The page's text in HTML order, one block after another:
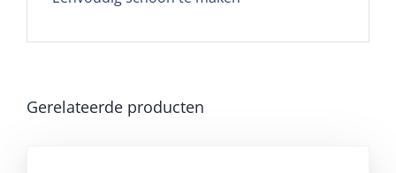
Gerelateerde producten